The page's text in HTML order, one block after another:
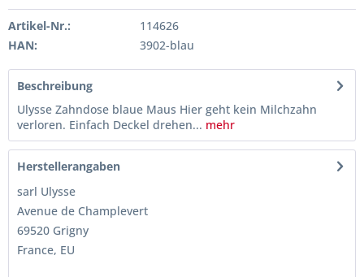
Artikel-Nr.:
114626
HAN:
3902-blau
Beschreibung
Ulysse Zahndose blaue Maus Hier geht kein Milchzahn
verloren. Einfach Deckel drehen... mehr
Herstellerangaben
sarl Ulysse
Avenue de Champlevert
69520 Grigny
France, EU